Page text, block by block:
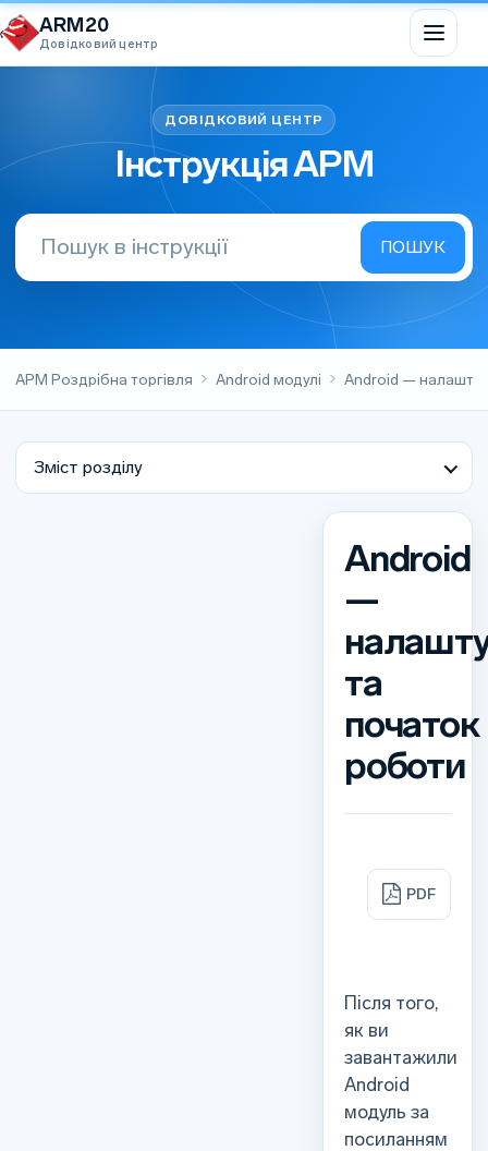
Перейти до вмісту
ARM20
Довідковий центр
Інструкція АРМ
АРМ Роздрібна торгівля Android модулі Android —
Зміст розділу
Android
—
та
початок
роботи
PDF
Після того,
як ви
завантажили
Android
модуль за
посиланням